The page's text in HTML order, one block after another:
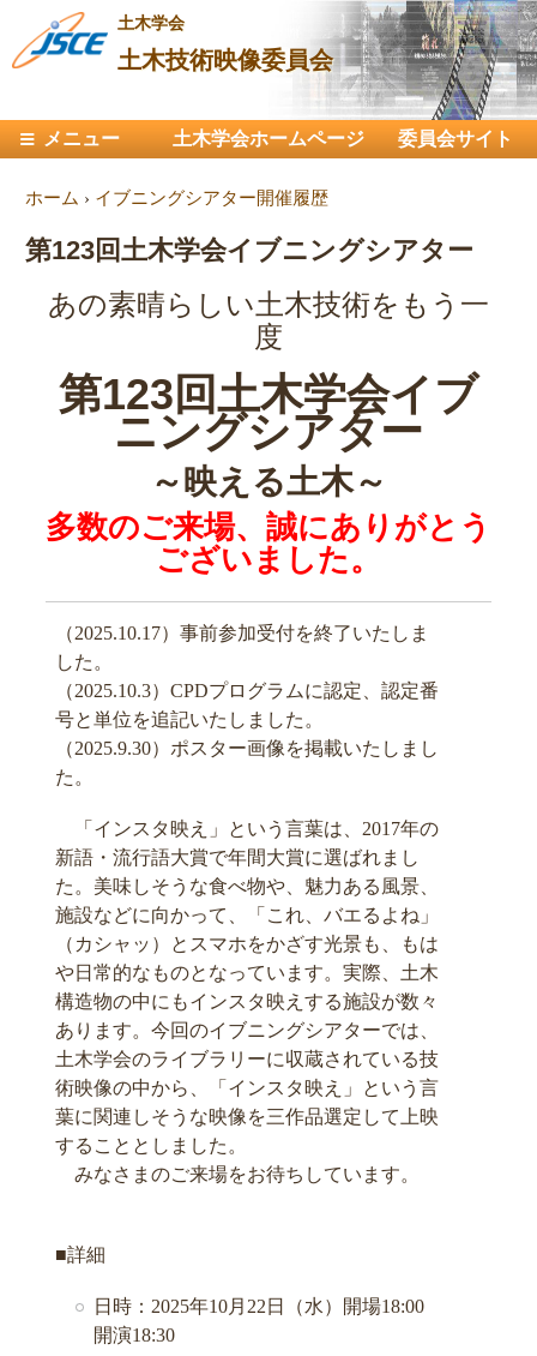
メ
イ
ン
ン
ン
に
動
土木学会
土木技術映像委員会
メニュー
メインメニュー土木学会ホームページ 委員会サイト
現在地
ホーム › イブニングシアター開催履歴
第123回土木学会イブニングシアター
あの素晴らしい土木技術をもう一
度
第123回土木学会イブ
ニングシアター
～映える土木～
多数のご来場、誠にありがとう
ございました。
（2025.10.17）事前参加受付を終了いたしま
した。
（2025.10.3）CPDプログラムに認定、認定番
号と単位を追記いたしました。
（2025.9.30）ポスター画像を掲載いたしまし
た。
「インスタ映え」という言葉は、2017年の
新語・流行語大賞で年間大賞に選ばれまし
た。美味しそうな食べ物や、魅力ある風景、
施設などに向かって、「これ、バエるよね」
（カシャッ）とスマホをかざす光景も、もは
や日常的なものとなっています。実際、土木
構造物の中にもインスタ映えする施設が数々
あります。今回のイブニングシアターでは、
土木学会のライブラリーに収蔵されている技
術映像の中から、「インスタ映え」という言
葉に関連しそうな映像を三作品選定して上映
することとしました。
みなさまのご来場をお待ちしています。
■詳細
日時：2025年10月22日（水）開場18:00
開演18:30